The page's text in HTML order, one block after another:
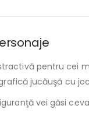
pentru cei
jucăuşă cu
vei găsi